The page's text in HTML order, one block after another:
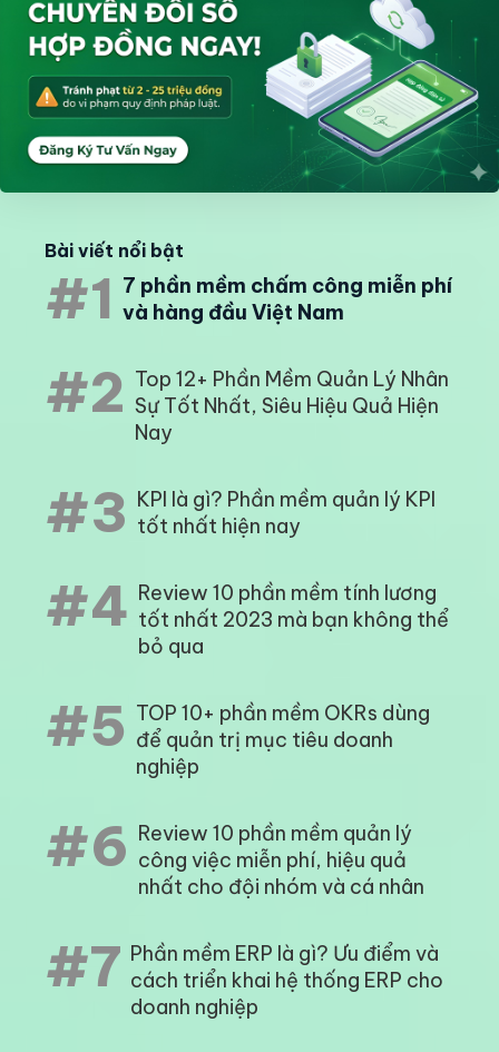
Bài viết nổi bật
#1 7 phần mềm chấm công miễn phí
và hàng đầu Việt Nam
#2 Top 12+ Phần Mềm Quản Lý Nhân
Sự Tốt Nhất, Siêu Hiệu Quả Hiện
Nay
#3 KPI là gì? Phần mềm quản lý KPI
tốt nhất hiện nay
#4 Review 10 phần mềm tính lương
tốt nhất 2023 mà bạn không thể
bỏ qua
#5 TOP 10+ phần mềm OKRs dùng
để quản trị mục tiêu doanh
nghiệp
#6 Review 10 phần mềm quản lý
công việc miễn phí, hiệu quả
nhất cho đội nhóm và cá nhân
#7 Phần mềm ERP là gì? Ưu điểm và
cách triển khai hệ thống ERP cho
doanh nghiệp